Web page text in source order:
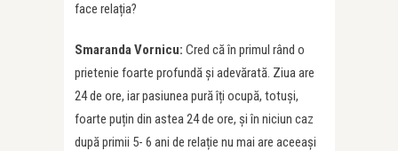
face relația?
Smaranda Vornicu: Cred că în primul rând o
prietenie foarte profundă și adevărată. Ziua are
24 de ore, iar pasiunea pură îți ocupă, totuși,
foarte puțin din astea 24 de ore, și în niciun caz
după primii 5- 6 ani de relație nu mai are aceeași